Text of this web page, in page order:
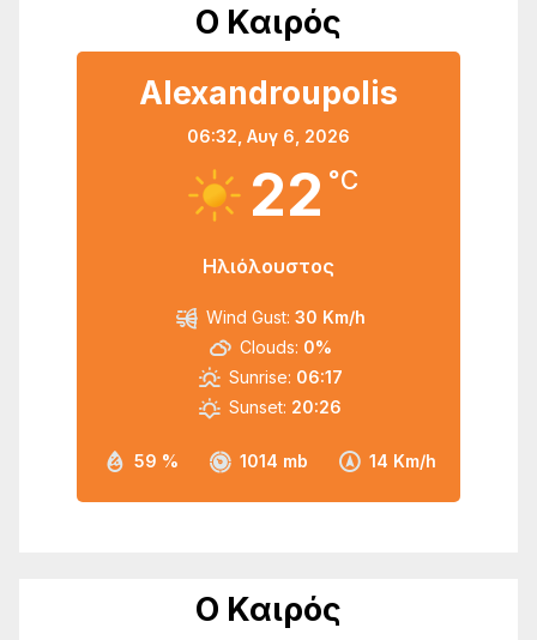
Ο Καιρός
Alexandroupolis
06:32, Αυγ 6, 2026
22 °C
Ηλιόλουστος
59 % 1014 mb 14 Km/h
Wind Gust: 30 Km/h
Clouds: 0%
Sunrise: 06:17
Sunset: 20:26
Ο Καιρός